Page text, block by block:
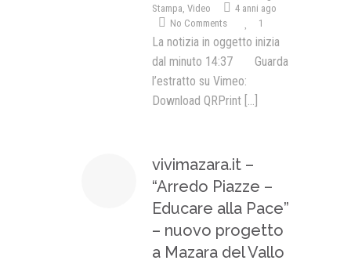
Stampa, Video
4 anni ago
No Comments
1
La notizia in oggetto inizia
dal minuto 14:37 Guarda
l’estratto su Vimeo:
Download QRPrint [...]
vivimazara.it –
“Arredo Piazze –
Educare alla Pace”
– nuovo progetto
a Mazara del Vallo